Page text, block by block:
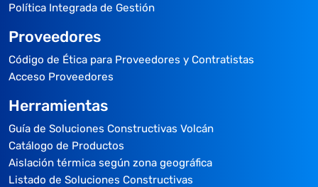
Política Integrada de Gestión
Proveedores
Código de Ética para Proveedores y Contratistas
Acceso Proveedores
Herramientas
Guía de Soluciones Constructivas Volcán
Catálogo de Productos
Aislación térmica según zona geográfica
Listado de Soluciones Constructivas